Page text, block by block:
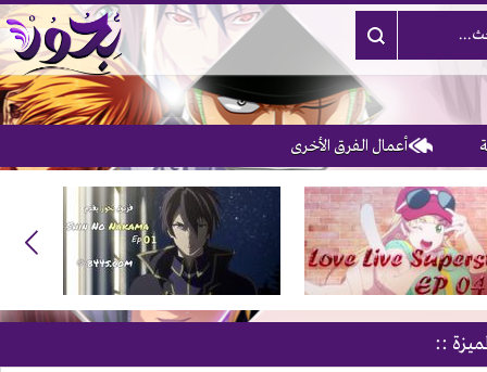
أعمال الفرق الأخرى
::